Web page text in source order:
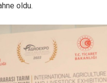
oldu.